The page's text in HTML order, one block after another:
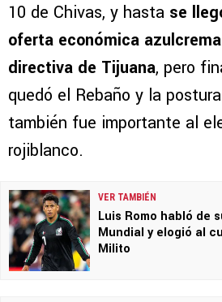
10 de Chivas, y hasta se
oferta económica
directiva de Tijuana, pero
quedó el Rebaño y la
también fue importante al
rojiblanco.
VER TAMBIÉN
Luis Romo habló de
Mundial y elogió al
Milito